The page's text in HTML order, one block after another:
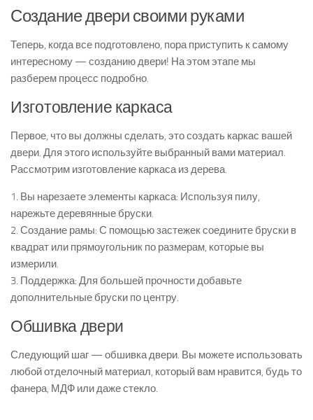
Создание двери своими руками
Теперь, когда все подготовлено, пора приступить к самому
интересному — созданию двери! На этом этапе мы
разберем процесс подробно.
Изготовление каркаса
Первое, что вы должны сделать, это создать каркас вашей
двери. Для этого используйте выбранный вами материал.
Рассмотрим изготовление каркаса из дерева.
1. Вы нарезаете элементы каркаса: Используя пилу,
нарежьте деревянные бруски.
2. Создание рамы: С помощью застежек соедините бруски в
квадрат или прямоугольник по размерам, которые вы
измерили.
3. Поддержка: Для большей прочности добавьте
дополнительные бруски по центру.
Обшивка двери
Следующий шаг — обшивка двери. Вы можете использовать
любой отделочный материал, который вам нравится, будь то
фанера, МДФ или даже стекло.